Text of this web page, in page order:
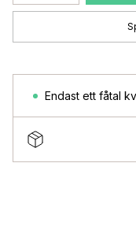
Endast ett fåtal